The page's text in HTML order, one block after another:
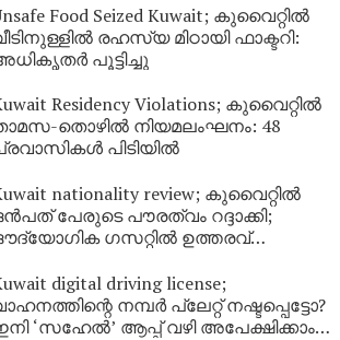
Food Seized Kuwait; കുവൈറ്റിൽ
രഹസ്യ മിഠായി ഫാക്ടറി:
പൂട്ടിച്ചു
Residency Violations; കുവൈറ്റിൽ
തൊഴിൽ നിയമലംഘനം: 48
പിടിയിൽ
nationality review; കുവൈറ്റിൽ
പേരുടെ പൗരത്വം റദ്ദാക്കി;
ഗസറ്റിൽ ഉത്തരവ്
digital driving license;
നമ്പര്‍ പ്ലേറ്റ് നഷ്ടപ്പെട്ടോ?
‘സഹേൽ’ ആപ്പ് വഴി അപേക്ഷിക്കാം;